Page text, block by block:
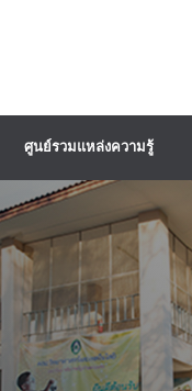
ศูนย์รวมแหล่งความรู้